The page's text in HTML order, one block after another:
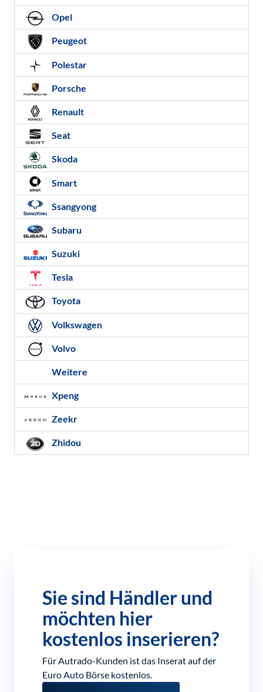
Opel
Peugeot
Polestar
Porsche
Renault
Seat
Skoda
Smart
Ssangyong
Subaru
Suzuki
Tesla
Toyota
Volkswagen
Volvo
Weitere
Xpeng
Zeekr
Zhidou
Sie sind Händler und
möchten hier
kostenlos inserieren?
Für Autrado-Kunden ist das Inserat auf der
Euro Auto Börse kostenlos.